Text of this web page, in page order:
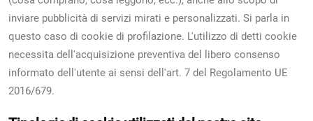
inviare pubblicità di servizi mirati e personalizzati. Si parla in
questo caso di cookie di profilazione. L'utilizzo di detti cookie
necessita dell'acquisizione preventiva del libero consenso
informato dell'utente ai sensi dell'art. 7 del Regolamento UE
2016/679.